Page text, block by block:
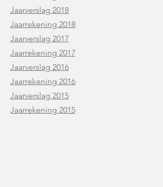
Jaarverslag 2018
Jaarrekening 2018
Jaarverslag 2017
Jaarrekening 2017
Jaarverslag 2016
Jaarrekening 2016
Jaarverslag 2015
Jaarrekening 2015